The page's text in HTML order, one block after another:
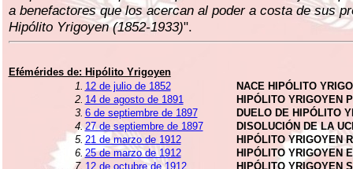
a benefactores que los acercan al poder a costa de sus
Hipólito Yrigoyen (1852-1933)".
Efémérides de: Hipólito Yrigoyen
1. 12 de julio de 1852
NACE HIPÓLITO
2. 14 de agosto de 1891
HIPÓLITO YRIGOYEN
3. 6 de septiembre de 1897
DUELO DE HIPÓLITO
4.27 de septiembre de 1897
DISOLUCIÓN DE LA
5. 21 de marzo de 1912
HIPÓLITO YRIGOYEN
6. 25 de marzo de 1912
HIPÓLITO YRIGOYEN
7. 12 de octubre de 1912
HIPÓLITO YRIGOYEN